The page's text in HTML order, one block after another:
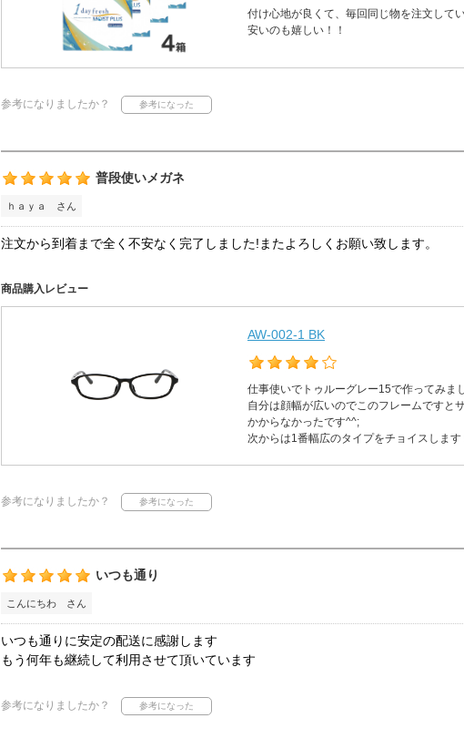
付け心地が良くて、毎回同じ物を注文して
安いのも嬉しい！！
参考になりましたか？
普段使いメガネ
ｈａｙａ さん
注文から到着まで全く不安なく完了しました!またよろしくお願い致します。
商品購入レビュー
AW-002-1 BK
仕事使いでトゥルーグレー15で作ってみま
自分は顔幅が広いのでこのフレームですと
かからなかったです^^;
次からは1番幅広のタイプをチョイスします
参考になりましたか？
いつも通り
こんにちわ さん
いつも通りに安定の配送に感謝します
もう何年も継続して利用させて頂いています
参考になりましたか？